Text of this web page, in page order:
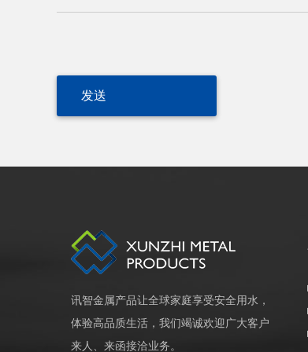
讯智金属产品让全球家庭享受安全用水，
体验高品质生活，我们竭诚欢迎广大客户
来人、来函接洽业务。